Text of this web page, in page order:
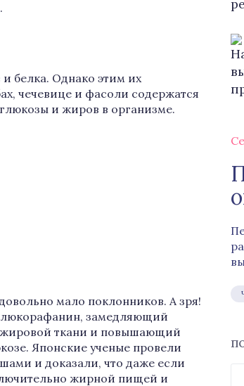
белка. Однако этим их
чечевице и фасоли содержатся
и жиров в организме.
мало поклонников. А зря!
замедляющий
ткани и повышающий
Японские ученые провели
и доказали, что даже если
жирной пищей и